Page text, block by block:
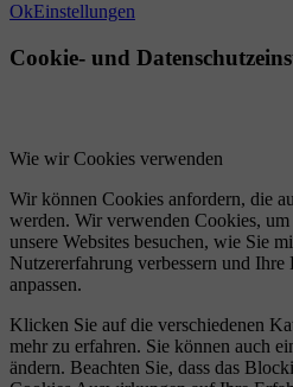
OkEinstellungen
Cookie- und
Wie wir Cookies verwenden
Wir können Cookies anfordern, die
werden. Wir verwenden Cookies,
unsere Websites besuchen, wie Sie
Nutzererfahrung verbessern und Ihre
anpassen.
Klicken Sie auf die verschiedenen
mehr zu erfahren. Sie können auch
ändern. Beachten Sie, dass das